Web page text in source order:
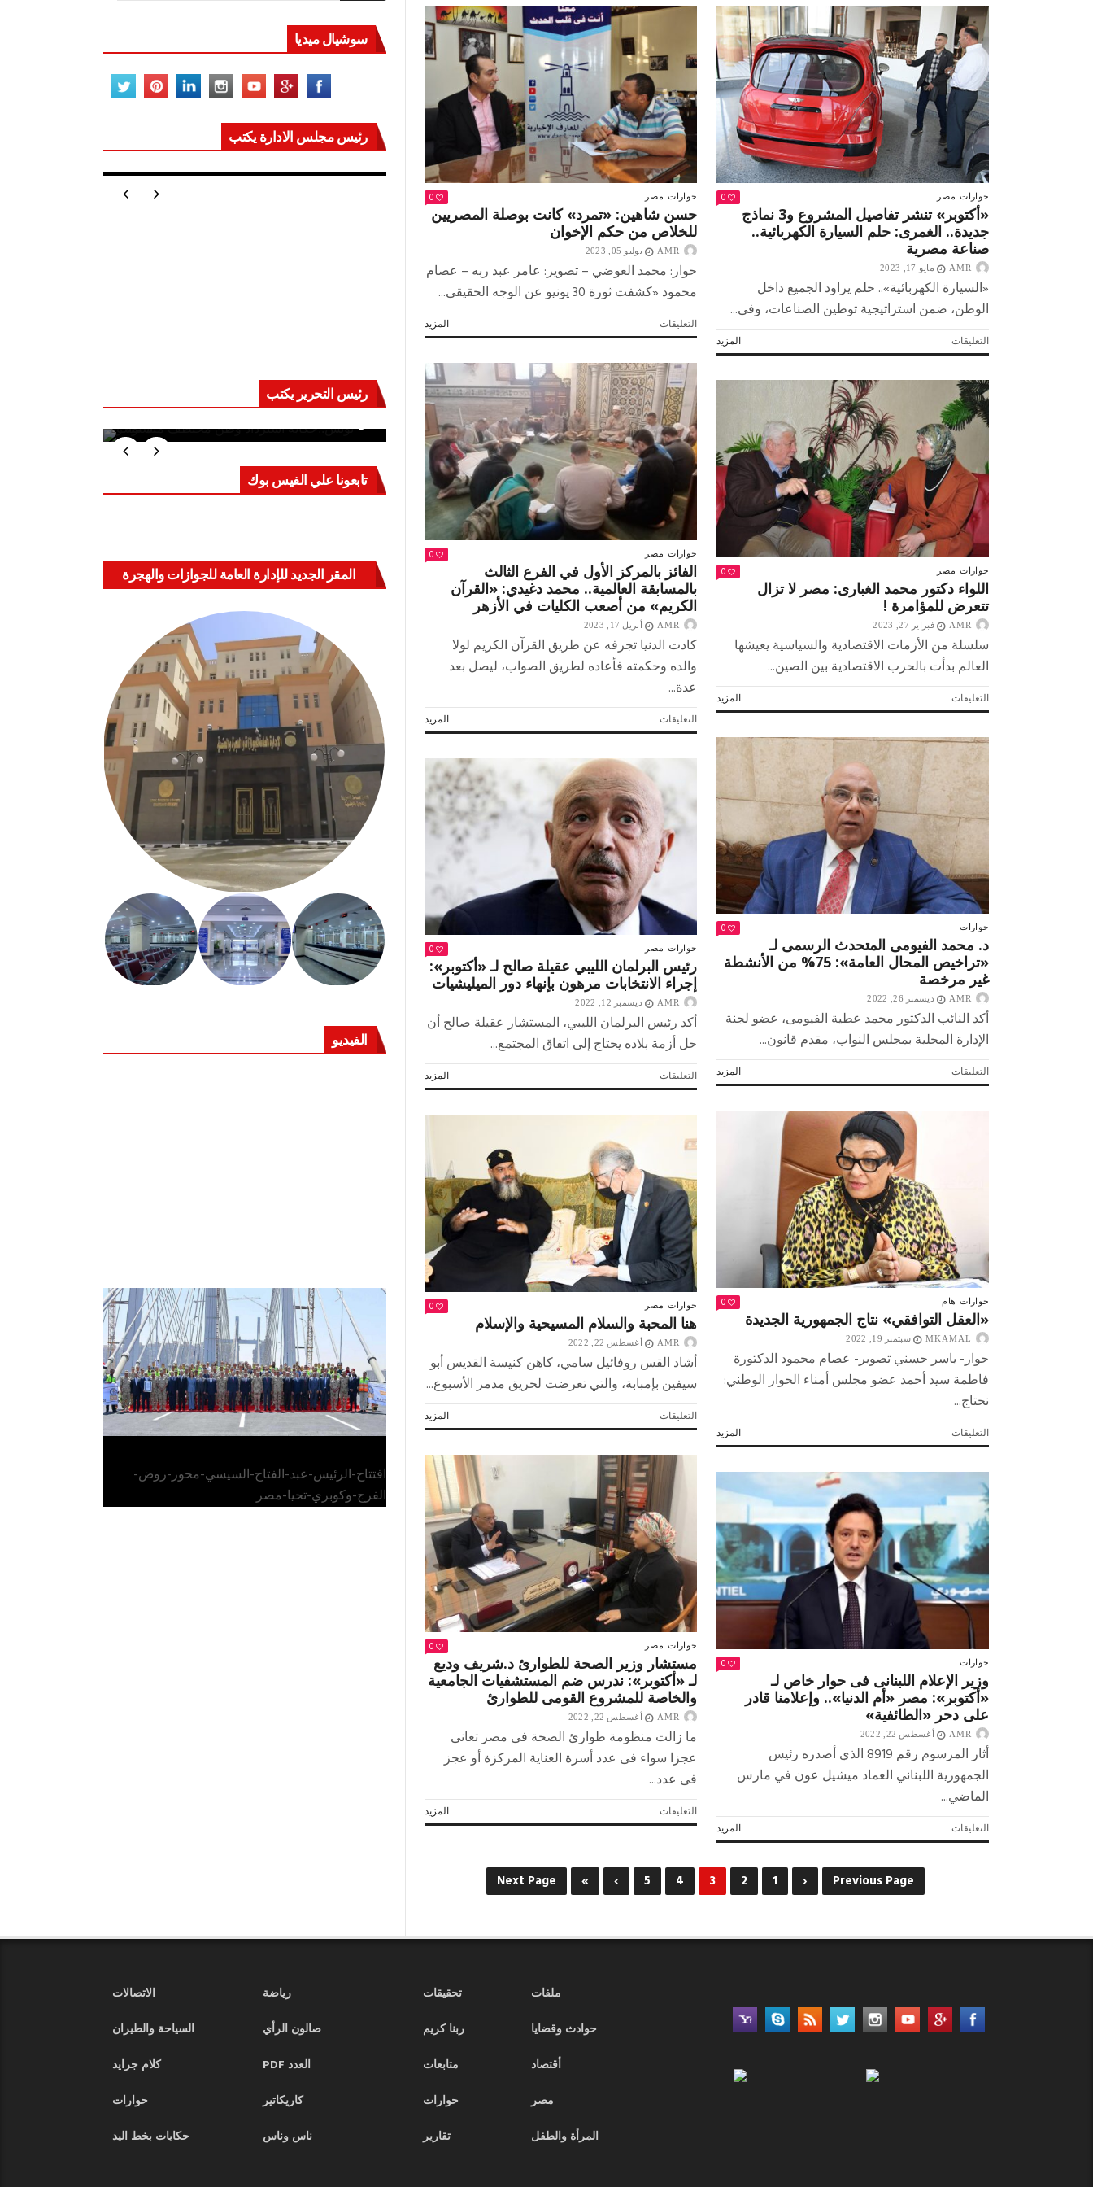
حوارات مصر 0
حسن شاهين: «تمرد» كانت بوصلة المصريين
للخلاص من حكم الإخوان
AMR يوليو 05, 2023
حوار: محمد العوضي – تصوير: عامر عبد ربه – عصام
محمود «كشفت ثورة 30 يونيو عن الوجه الحقيقى...
المزيد التعليقاتعلى
حسن
«تمرد»
كانت
بوصلة
المصريين
للخلاص
من
حكم
الإخوان
حوارات مصر 0
«أكتوبر» تنشر تفاصيل المشروع و3 نماذج
جديدة.. الغمرى: حلم السيارة الكهربائية..
صناعة مصرية
AMR مايو 17, 2023
«السيارة الكهربائية».. حلم يراود الجميع داخل
الوطن، ضمن استراتيجية توطين الصناعات، وفى...
المزيد التعليقاتعلى
«أكتوبر»
المشروع
و3
نماذج
جديدة..
الغمرى:
حلم
السيارة
الكهربائية..
صناعة
مصرية
مغلقة
حوارات مصر 0
الفائز بالمركز الأول في الفرع الثالث
بالمسابقة العالمية.. محمد دغيدي: «القرآن
الكريم» من أصعب الكليات في الأزهر
AMR أبريل 17, 2023
كادت الدنيا تجرفه عن طريق القرآن الكريم لولا
والده وحكمته فأعاده لطريق الصواب، ليصل بعد
عدة...
المزيد التعليقاتعلى
الفائز
في
الفرع
الثالث
بالمسابقة
العالمية..
محمد
دغيدي:
«القرآن
الكريم»
من
أصعب
الكليات
في
الأزهر
حوارات مصر 0
اللواء دكتور محمد الغبارى: مصر لا تزال
تتعرض للمؤامرة !
AMR فبراير 27, 2023
سلسلة من الأزمات الاقتصادية والسياسية يعيشها
العالم بدأت بالحرب الاقتصادية بين الصين...
المزيد التعليقاتعلى
اللواء
محمد
مصر
تزال
تتعرض
مغلقة
حوارات 0
د. محمد الفيومى المتحدث الرسمى لـ
«تراخيص المحال العامة»: 75% من الأنشطة
غير مرخصة
AMR ديسمبر 26, 2022
أكد النائب الدكتور محمد عطية الفيومى، عضو لجنة
الإدارة المحلية بمجلس النواب، مقدم قانون...
المزيد التعليقاتعلى
د.
«تراخيص
المحال
العامة»:
75%
من
الأنشطة
غير
مرخصة
مغلقة
حوارات مصر 0
رئيس البرلمان الليبي عقيلة صالح لـ «أكتوبر»:
إجراء الانتخابات مرهون بإنهاء دور الميليشيات
AMR ديسمبر 12, 2022
أكد رئيس البرلمان الليبي، المستشار عقيلة صالح أن
حل أزمة بلاده يحتاج إلى اتفاق المجتمع...
المزيد التعليقاتعلى
رئيس
«أكتوبر»:
إجراء
الانتخابات
مرهون
دور
الميليشيات
مغلقة
حوارات هام 0
«العقل التوافقي» نتاج الجمهورية الجديدة
MKAMAL سبتمبر 19, 2022
حوار- ياسر حسني تصوير- عصام محمود الدكتورة
فاطمة سيد أحمد عضو مجلس أمناء الحوار الوطني:
نحتاج...
المزيد التعليقاتعلى
«العقل
الجمهورية
الجديدة
مغلقة
حوارات مصر 0
هنا المحبة والسلام المسيحية والإسلام
AMR أغسطس 22, 2022
أشاد القس روفائيل سامي، كاهن كنيسة القديس أبو
سيفين بإمبابة، والتي تعرضت لحريق مدمر الأسبوع...
المزيد التعليقاتعلى
هنا
والسلام
المسيحية
والإسلام
مغلقة
حوارات مصر 0
مستشار وزير الصحة للطوارئ د.شريف وديع
لـ «أكتوبر»: ندرس ضم المستشفيات الجامعية
والخاصة للمشروع القومى للطوارئ
AMR أغسطس 22, 2022
ما زالت منظومة طوارئ الصحة فى مصر تعانى
عجزا سواء فى عدد أسرة العناية المركزة أو عجز
فى عدد...
المزيد التعليقاتعلى
مستشار
للطوارئ
د.شريف
«أكتوبر»:
حوارات 0
وزير الإعلام اللبنانى فى حوار خاص لـ
«أكتوبر»: مصر «أم الدنيا».. وإعلامنا قادر
على دحر «الطائفية»
AMR أغسطس 22, 2022
أثار المرسوم رقم 8919 الذي أصدره رئيس
الجمهورية اللبناني العماد ميشيل عون في مارس
الماضي...
المزيد التعليقاتعلى
وزير
لـ
وإعلامنا
قادر
Previous Page
‹
1
2
3
4
5
›
»
Next Page
سوشيال ميديا
رئيس مجلس الادارة يكتب
مصر تعيد للعالم اتزانه أكتوبر «النصر» و«المجلة»
التشجيع «أخلاق» وليس «تحفيل»
رئيس التحرير يكتب
حرب على العقول.. حادثة دمياط تكشف
كيف تحمي مصر ثرواتها في الجنوب؟
معركة لا تُرى.. وحراس لا ينامون
جهاز مستقبل مصر نموذجا.. لماذا تُنشئ
الدول كيانات تنموية عملاقة؟
تابعونا علي الفيس بوك
المقر الجديد للإدارة العامة للجوازات والهجرة
الفيديو
الرئيس عبد الفتاح السيسي يفتتح محور روض
الفرج وكوبري تحيا مصر
افتتاح-الرئيس-عبد-الفتاح-السيسي-محور-روض-
الفرج-وكوبري-تحيا-مصر
رياضة
الاتصالات
صالون الرأي
السياحة والطيران
العدد PDF
كلام جرايد
كاريكاتير
حوارات
ناس وناس
حكايات بخط اليد
ملفات
تحقيقات
حوادث وقضايا
ربنا كريم
أقتصاد
متابعات
مصر
حوارات
المرأة والطفل
تقارير